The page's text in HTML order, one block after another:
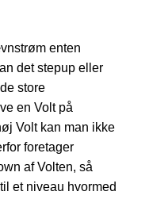
enten
det stepup eller
store
en Volt på
Volt kan man ikke
foretager
af Volten, så
et niveau hvormed